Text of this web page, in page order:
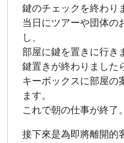
鍵のチェックを終わり
当日にツアーや団体の
し、
部屋に鍵を置きに行き
鍵置きが終わりました
キーボックスに部屋の
ます。
これで朝の仕事が終了。
接下來是為即將離開的